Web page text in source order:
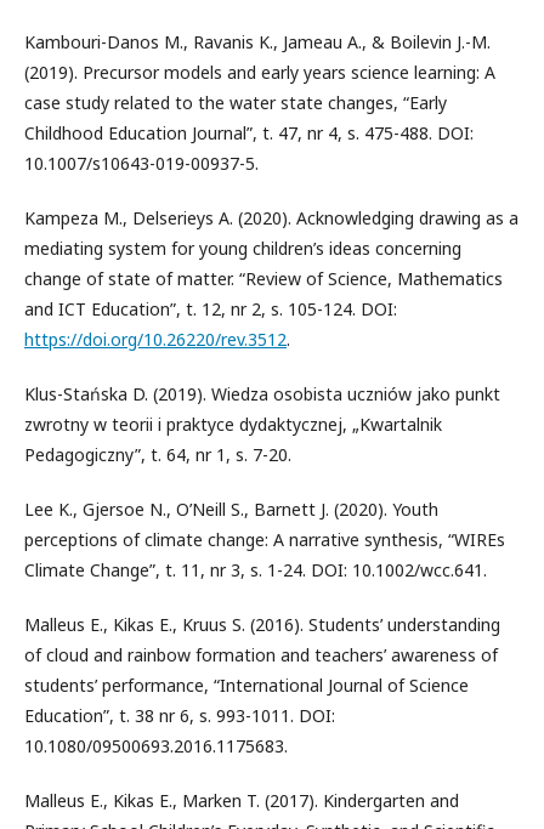
Kambouri-Danos M., Ravanis K., Jameau A., & Boilevin J.-M.
(2019). Precursor models and early years science learning: A
case study related to the water state changes, “Early
Childhood Education Journal”, t. 47, nr 4, s. 475-488. DOI:
10.1007/s10643-019-00937-5.
Kampeza M., Delserieys A. (2020). Acknowledging drawing as a
mediating system for young children’s ideas concerning
change of state of matter. “Review of Science, Mathematics
and ICT Education”, t. 12, nr 2, s. 105-124. DOI:
https://doi.org/10.26220/rev.3512.
Klus-Stańska D. (2019). Wiedza osobista uczniów jako punkt
zwrotny w teorii i praktyce dydaktycznej, „Kwartalnik
Pedagogiczny”, t. 64, nr 1, s. 7-20.
Lee K., Gjersoe N., O’Neill S., Barnett J. (2020). Youth
perceptions of climate change: A narrative synthesis, “WIREs
Climate Change”, t. 11, nr 3, s. 1-24. DOI: 10.1002/wcc.641.
Malleus E., Kikas E., Kruus S. (2016). Students’ understanding
of cloud and rainbow formation and teachers’ awareness of
students’ performance, “International Journal of Science
Education”, t. 38 nr 6, s. 993-1011. DOI:
10.1080/09500693.2016.1175683.
Malleus E., Kikas E., Marken T. (2017). Kindergarten and